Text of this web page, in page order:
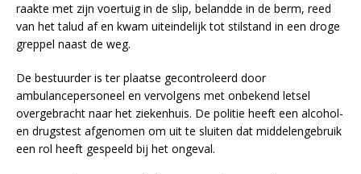
raakte met zijn voertuig in de slip, belandde in de berm, reed
van het talud af en kwam uiteindelijk tot stilstand in een droge
greppel naast de weg.
De bestuurder is ter plaatse gecontroleerd door
ambulancepersoneel en vervolgens met onbekend letsel
overgebracht naar het ziekenhuis. De politie heeft een alcohol-
en drugstest afgenomen om uit te sluiten dat middelengebruik
een rol heeft gespeeld bij het ongeval.